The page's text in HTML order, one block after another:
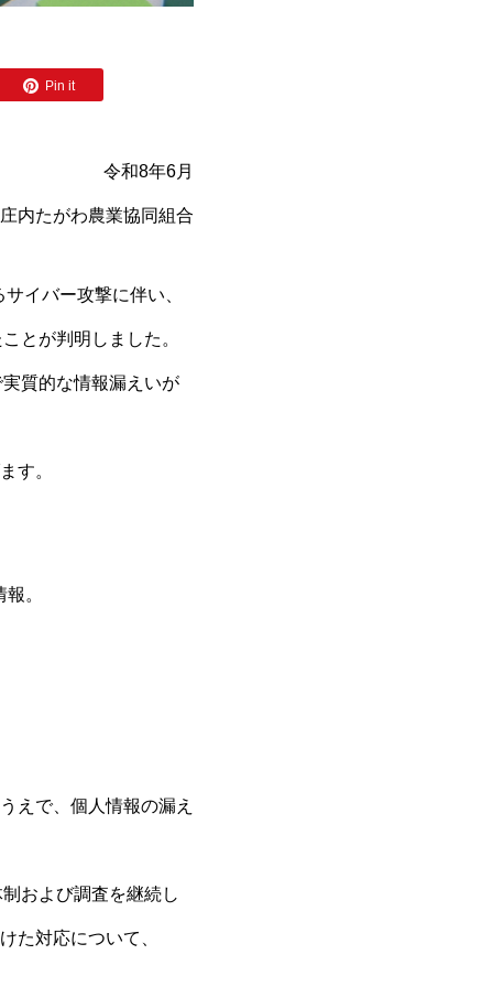
Pin it
令和8年6月
庄内たがわ農業協同組合
イバー攻撃に伴い、
とが判明しました。
質的な情報漏えいが
す。
。
えで、個人情報の漏え
および調査を継続し
た対応について、